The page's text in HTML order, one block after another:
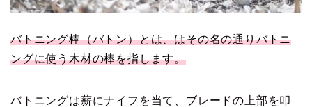
バトニング棒（バトン）とは、はその名の通りバトニ
ングに使う木材の棒を指します。
バトニングは薪にナイフを当て、ブレードの上部を叩